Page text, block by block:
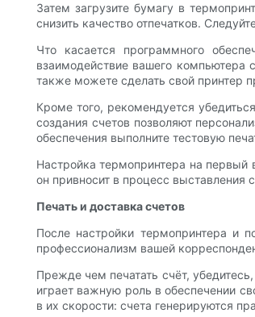
Затем загрузите бумагу в
снизить качество отпечатков.
Что касается программного
взаимодействие вашего компьютера
также можете сделать свой принтер
Кроме того, рекомендуется
создания счетов позволяют
обеспечения выполните тестовую
Настройка термопринтера на
он привносит в процесс выставления
Печать и доставка счетов
После настройки термопринтера и
профессионализм вашей
Прежде чем печатать счёт,
играет важную роль в обеспечении
в их скорости: счета генерируются